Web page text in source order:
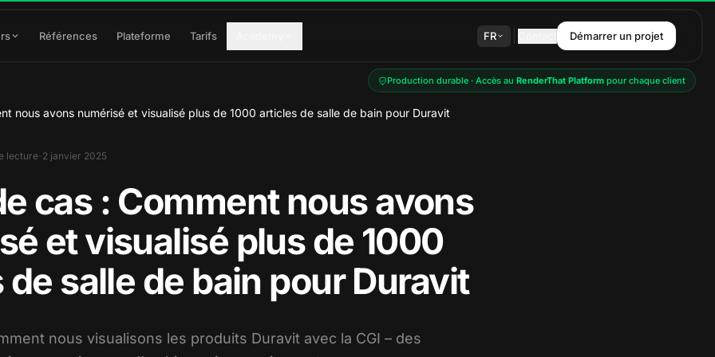
Références Plateforme Tarifs FR Démarrer un projet
Production durable · Accès au RenderThat Platform pour chaque client
nous avons numérisé et visualisé plus de 1000 articles de salle de bain pour Duravit
lecture· 2 janvier 2025
cas : Comment nous avons
et visualisé plus de 1000
salle de bain pour Duravit
nous visualisons les produits Duravit avec la CGI – des